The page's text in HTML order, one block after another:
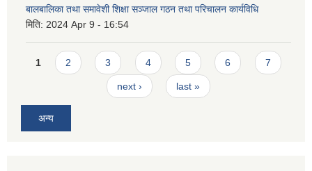
बालबालिका तथा समावेशी शिक्षा सञ्जाल गठन तथा परिचालन कार्यविधि
मिति: 2024 Apr 9 - 16:54
Pages
1 2 3 4 5 6 7
next › last »
अन्य